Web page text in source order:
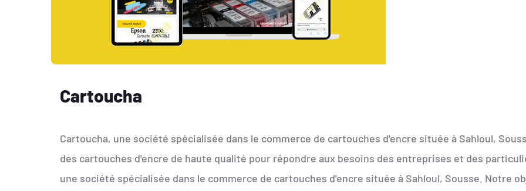
Cartoucha
Cartoucha, une société spécialisée dans le commerce de cartouches d'encre située à Sahloul,
des cartouches d'encre de haute qualité pour répondre aux besoins des entreprises et des
une société spécialisée dans le commerce de cartouches d'encre située à Sahloul, Sousse. Notre